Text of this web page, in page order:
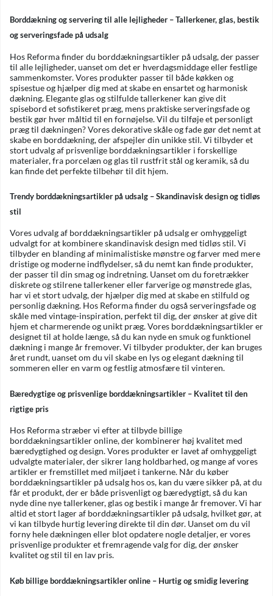
Borddækning og servering til alle lejligheder – Tallerkener, glas, bestik
og serveringsfade på udsalg
Hos Reforma finder du borddækningsartikler på udsalg, der passer
til alle lejligheder, uanset om det er hverdagsmiddage eller festlige
sammenkomster. Vores produkter passer til både køkken og
spisestue og hjælper dig med at skabe en ensartet og harmonisk
dækning. Elegante glas og stilfulde tallerkener kan give dit
spisebord et sofistikeret præg, mens praktiske serveringsfade og
bestik gør hver måltid til en fornøjelse. Vil du tilføje et personligt
præg til dækningen? Vores dekorative skåle og fade gør det nemt at
skabe en borddækning, der afspejler din unikke stil. Vi tilbyder et
stort udvalg af prisvenlige borddækningsartikler i forskellige
materialer, fra porcelæn og glas til rustfrit stål og keramik, så du
kan finde det perfekte tilbehør til dit hjem.
Trendy borddækningsartikler på udsalg – Skandinavisk design og tidløs
stil
Vores udvalg af borddækningsartikler på udsalg er omhyggeligt
udvalgt for at kombinere skandinavisk design med tidløs stil. Vi
tilbyder en blanding af minimalistiske mønstre og farver med mere
dristige og moderne indflydelser, så du nemt kan finde produkter,
der passer til din smag og indretning. Uanset om du foretrækker
diskrete og stilrene tallerkener eller farverige og mønstrede glas,
har vi et stort udvalg, der hjælper dig med at skabe en stilfuld og
personlig dækning. Hos Reforma finder du også serveringsfade og
skåle med vintage-inspiration, perfekt til dig, der ønsker at give dit
hjem et charmerende og unikt præg. Vores borddækningsartikler er
designet til at holde længe, så du kan nyde en smuk og funktionel
dækning i mange år fremover. Vi tilbyder produkter, der kan bruges
året rundt, uanset om du vil skabe en lys og elegant dækning til
sommeren eller en varm og festlig atmosfære til vinteren.
Bæredygtige og prisvenlige borddækningsartikler – Kvalitet til den
rigtige pris
Hos Reforma stræber vi efter at tilbyde billige
borddækningsartikler online, der kombinerer høj kvalitet med
bæredygtighed og design. Vores produkter er lavet af omhyggeligt
udvalgte materialer, der sikrer lang holdbarhed, og mange af vores
artikler er fremstillet med miljøet i tankerne. Når du køber
borddækningsartikler på udsalg hos os, kan du være sikker på, at du
får et produkt, der er både prisvenligt og bæredygtigt, så du kan
nyde dine nye tallerkener, glas og bestik i mange år fremover. Vi har
altid et stort lager af borddækningsartikler på udsalg, hvilket gør, at
vi kan tilbyde hurtig levering direkte til din dør. Uanset om du vil
forny hele dækningen eller blot opdatere nogle detaljer, er vores
prisvenlige produkter et fremragende valg for dig, der ønsker
kvalitet og stil til en lav pris.
Køb billige borddækningsartikler online – Hurtig og smidig levering